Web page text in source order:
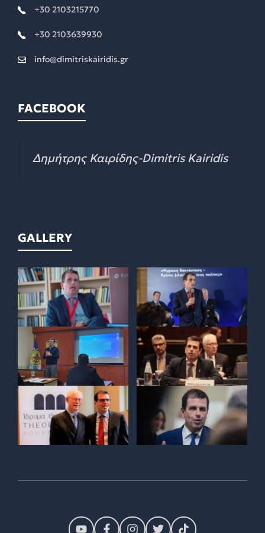
+30 2103215770
+30 2103639930
info@dimitriskairidis.gr
FACEBOOK
Δημήτρης Καιρίδης-Dimitris Kairidis
GALLERY